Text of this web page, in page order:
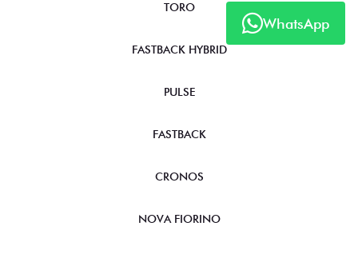
WhatsApp
TORO
FASTBACK HYBRID
PULSE
FASTBACK
CRONOS
NOVA FIORINO